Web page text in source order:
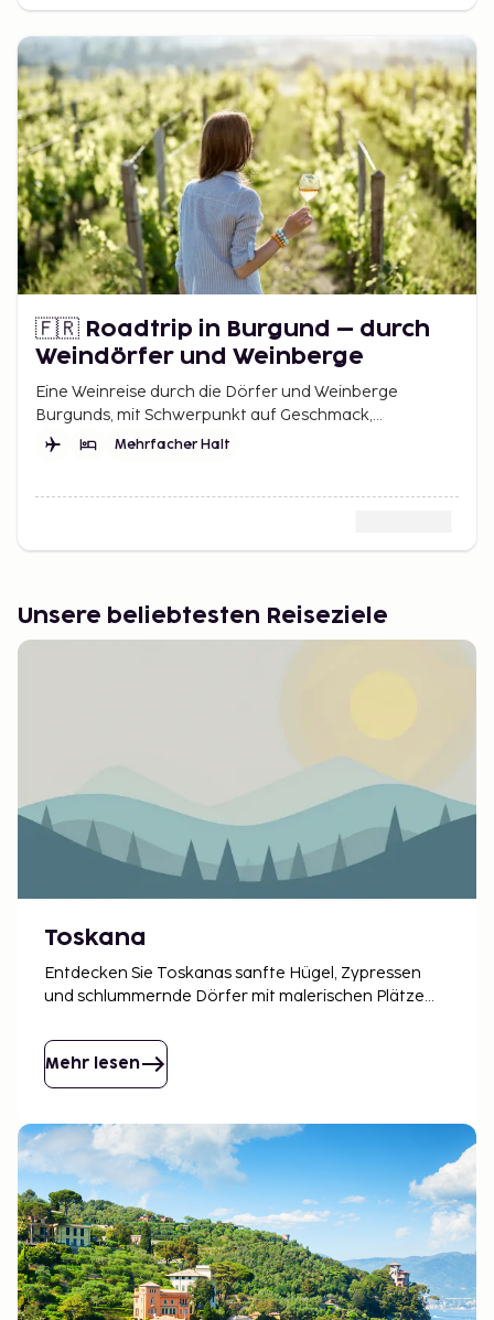
🇫🇷 Roadtrip in Burgund – durch
Weindörfer und Weinberge
Eine Weinreise durch die Dörfer und Weinberge
Burgunds, mit Schwerpunkt auf Geschmack,
Nebenstraßen und langen Mittagessen.
Mehrfacher Halt
Unsere beliebtesten Reiseziele
Toskana
Entdecken Sie Toskanas sanfte Hügel, Zypressen
und schlummernde Dörfer mit malerischen Plätzen.
an einem Ort voller Eindrücke.
Mehr lesen